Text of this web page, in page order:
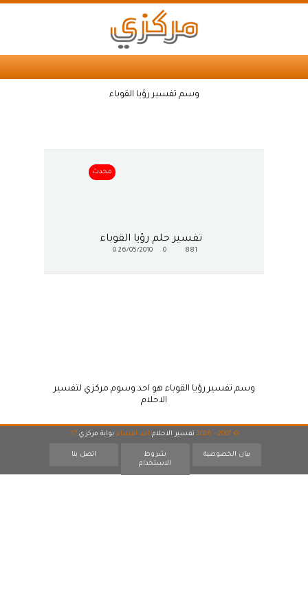
وسم تفسير رؤيا القوباء
محدث
تفسير حلم رؤيا القوباء
881
0
26/05/2010
0
وسم تفسير رؤيا القوباء هو احد وسوم مركزي لتفسير
الاحلام
© 2007 - 2026 تفسير الاحلام احد اقسام بوابة مركزي 17
بيان الخصوصية
شروط
الاستخدام
اتصل بنا